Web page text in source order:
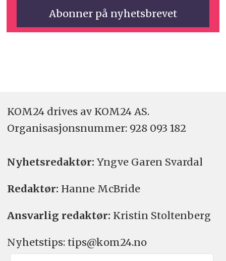
KOM24 drives av KOM24 AS.
Organisasjons­nummer: 928 093 182
Nyhetsredaktør: Yngve Garen Svardal
Redaktør: Hanne McBride
Ansvarlig redaktør: Kristin Stoltenberg
Nyhetstips: tips@kom24.no